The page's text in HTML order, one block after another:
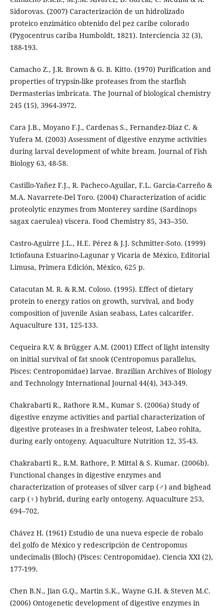
Sidorovas. (2007) Caracterización de un hidrolizado
proteico enzimático obtenido del pez caribe colorado
(Pygocentrus cariba Humboldt, 1821). Interciencia 32 (3),
188-193.
Camacho Z., J.R. Brown & G. B. Kitto. (1970) Purification and
properties of trypsin-like proteases from the starfish
Dermasterias imbricata. The Journal of biological chemistry
245 (15), 3964-3972.
Cara J.B., Moyano F.J., Cardenas S., Fernandez-Diaz C. &
Yufera M. (2003) Assessment of digestive enzyme activities
during larval development of white bream. Journal of Fish
Biology 63, 48-58.
Castillo-Yañez F.J., R. Pacheco-Aguilar, F.L. Garcia-Carreño &
M.A. Navarrete-Del Toro. (2004) Characterization of acidic
proteolytic enzymes from Monterey sardine (Sardinops
sagax caerulea) viscera. Food Chemistry 85, 343–350.
Castro-Aguirre J.L., H.E. Pérez & J.J. Schmitter-Soto. (1999)
Ictiofauna Estuarino-Lagunar y Vicaria de México, Editorial
Limusa, Primera Edición, México, 625 p.
Catacutan M. R. & R.M. Coloso. (1995). Effect of dietary
protein to energy ratios on growth, survival, and body
composition of juvenile Asian seabass, Lates calcarifer.
Aquaculture 131, 125-133.
Cequeira R.V. & Brügger A.M. (2001) Effect of light intensity
on initial survival of fat snook (Centropomus parallelus,
Pisces: Centropomidae) larvae. Brazilian Archives of Biology
and Technology International Journal 44(4), 343-349.
Chakrabarti R., Rathore R.M., Kumar S. (2006a) Study of
digestive enzyme activities and partial characterization of
digestive proteases in a freshwater teleost, Labeo rohita,
during early ontogeny. Aquaculture Nutrition 12, 35-43.
Chakrabarti R., R.M. Rathore, P. Mittal & S. Kumar. (2006b).
Functional changes in digestive enzymes and
characterization of proteases of silver carp (♂) and bighead
carp (♀) hybrid, during early ontogeny. Aquaculture 253,
694–702.
Chávez H. (1961) Estudio de una nueva especie de robalo
del golfo de México y redescripción de Centropomus
undecimalis (Bloch) (Pisces: Centropomidae). Ciencia XXI (2),
177-199.
Chen B.N., Jian G.Q., Martin S.K., Wayne G.H. & Steven M.C.
(2006) Ontogenetic development of digestive enzymes in